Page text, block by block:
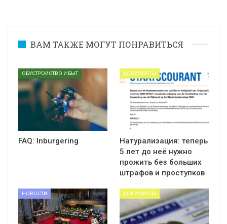
ВАМ ТАКЖЕ МОГУТ ПОНРАВИТЬСЯ
ОБУСТРОЙСТВО И БЫТ
FAQ: Inburgering
ДОКУМЕНТЫ
Натурализация: теперь
5 лет до неё нужно
прожить без больших
штрафов и проступков
НОВОСТИ ДОКУМЕНТЫ